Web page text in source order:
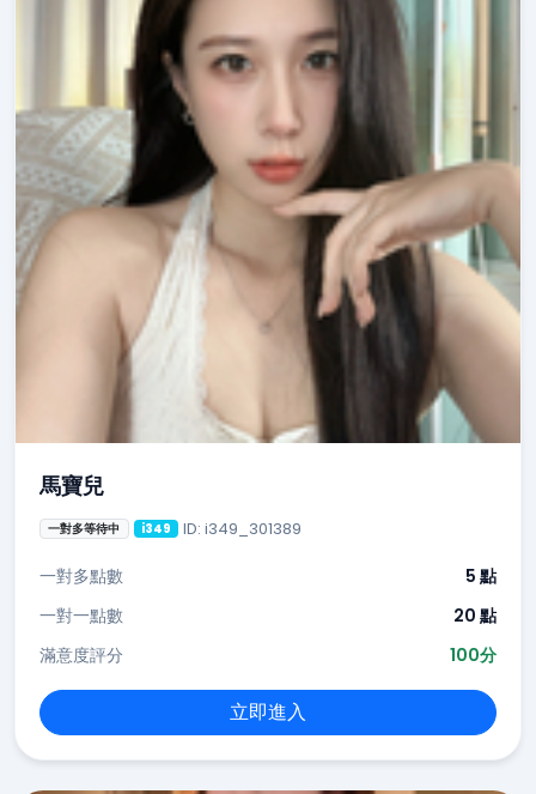
馬寶兒
一對多等待中 i349 ID: i349_301389
一對多點數
5 點
一對一點數
20 點
滿意度評分
100分
立即進入